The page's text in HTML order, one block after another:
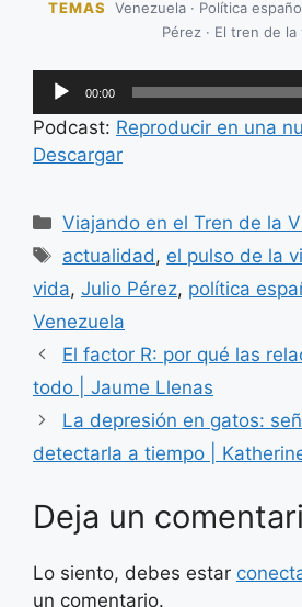
TEMAS
Venezuela · Política
Pérez · El tren de la
Reproductor
de
audio
00:00
Podcast: Reproducir en una
Descargar
Categorías
Viajando en el Tren de la
Etiquetas
actualidad, el pulso de la
vida, Julio Pérez, política
Venezuela
El factor R: por qué las
todo | Jaume Llenas
La depresión en gatos:
detectarla a tiempo |
Deja un
Lo siento, debes estar
un comentario.